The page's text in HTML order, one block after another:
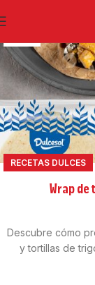
RECETAS DULCES
Wrap
Descubre cómo
y tortillas de